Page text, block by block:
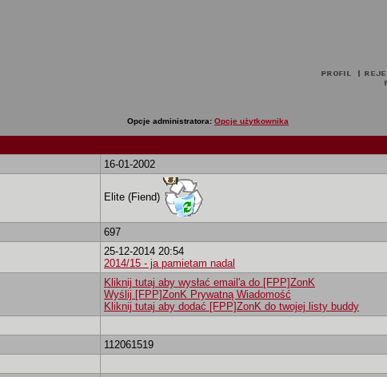
Opcje administratora: Opcje użytkownika
16-01-2002
Elite (Fiend)
697
25-12-2014 20:54
2014/15 - ja pamietam nadal
Kliknij tutaj aby wysłać email'a do [FPP]ZonK
Wyślij [FPP]ZonK Prywatną Wiadomość
Kliknij tutaj aby dodać [FPP]ZonK do twojej listy buddy
112061519